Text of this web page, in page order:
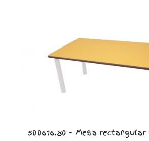
500616.80 – Mesa rectangular